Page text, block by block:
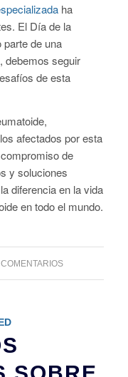
ha
El Día de la
de una
debemos seguir
de esta
afectados por esta
de
y soluciones
diferencia en la vida
en todo el mundo.